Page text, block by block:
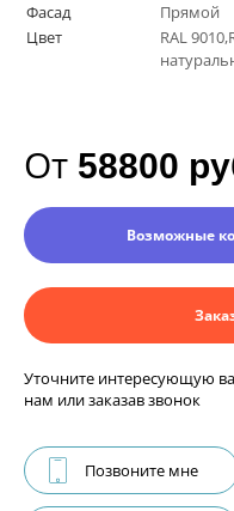
Фасад
Прямой
Цвет
RAL
От 58800
Возможные
Уточните интересующую
нам или заказав звонок
Позвоните мне